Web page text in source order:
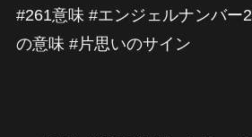
#261意味 #エンジェルナンバー
の意味 #片思いのサイン